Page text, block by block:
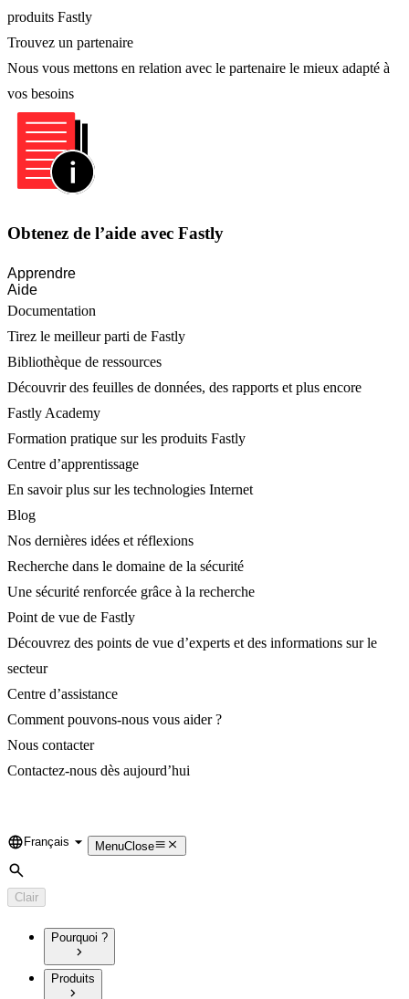
produits Fastly
Trouvez un partenaire
Nous vous mettons en relation avec le partenaire le mieux adapté à
vos besoins
Obtenez de l’aide avec Fastly
Apprendre
Aide
Documentation
Tirez le meilleur parti de Fastly
Bibliothèque de ressources
Découvrir des feuilles de données, des rapports et plus encore
Fastly Academy
Formation pratique sur les produits Fastly
Centre d’apprentissage
En savoir plus sur les technologies Internet
Blog
Nos dernières idées et réflexions
Recherche dans le domaine de la sécurité
Une sécurité renforcée grâce à la recherche
Point de vue de Fastly
Découvrez des points de vue d’experts et des informations sur le
secteur
Centre d’assistance
Comment pouvons-nous vous aider ?
Nous contacter
Contactez-nous dès aujourd’hui
Language
Français MenuClose
Rechercher
Clair
Pourquoi ?
Produits